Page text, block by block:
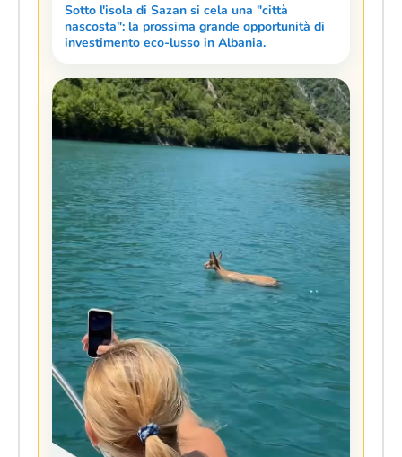
Sotto l'isola di Sazan si cela una "città
nascosta": la prossima grande opportunità di
investimento eco-lusso in Albania.